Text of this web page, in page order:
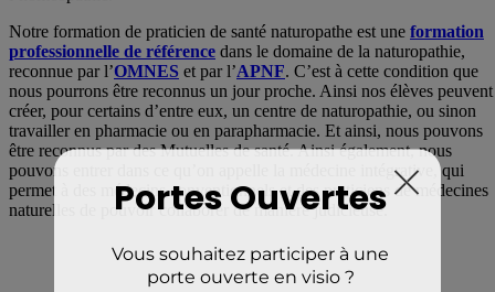
Notre formation de praticien de santé naturopathe est une formation
professionnelle de référence dans le domaine de la naturopathie,
reconnue par l’OMNES et par l’APNF. C’est à cette condition que
nous pourrons être reconnus un jour proche. Ainsi nos élèves peuvent
créer, pour certains d’entre eux, un centre de naturopathie, ou sinon
travailler en pharmacie ou en parapharmacie. Et ainsi, nous pouvons
être reconnus par des Mutuelles de santé. Ainsi également, nous
pouvons entrer dans ce qu’on appelle la médecine intégrative, qui
permet à des médecins conventionnels et des praticiens de médecines
naturelles de pouvoir collaborer de manière judicieuse.